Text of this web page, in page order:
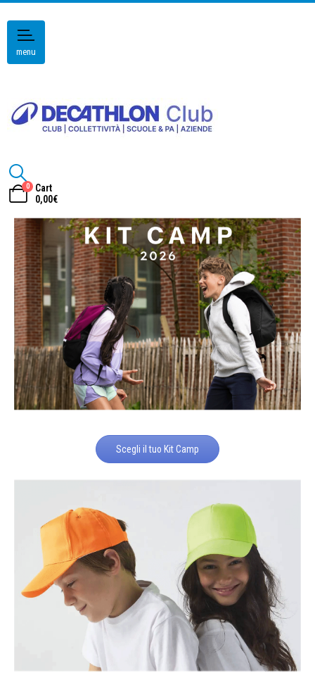
menu
0
Cart
0,00€
Scegli il tuo Kit Camp